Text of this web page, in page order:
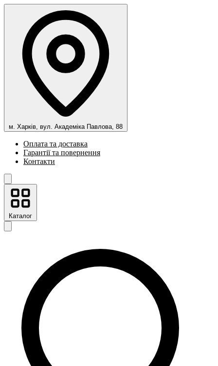
м. Харків, вул. Академіка Павлова, 88
Оплата та доставка
Гарантії та повернення
Контакти
Каталог